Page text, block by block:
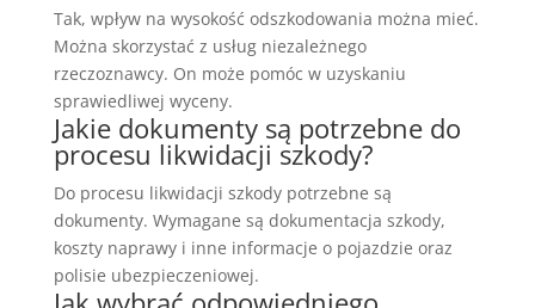
Tak, wpływ na wysokość odszkodowania można mieć.
Można skorzystać z usług niezależnego
rzeczoznawcy. On może pomóc w uzyskaniu
sprawiedliwej wyceny.
Jakie dokumenty są potrzebne do
procesu likwidacji szkody?
Do procesu likwidacji szkody potrzebne są
dokumenty. Wymagane są dokumentacja szkody,
koszty naprawy i inne informacje o pojazdzie oraz
polisie ubezpieczeniowej.